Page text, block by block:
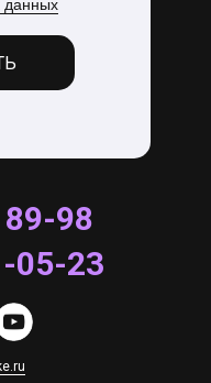
данных
98
05-23